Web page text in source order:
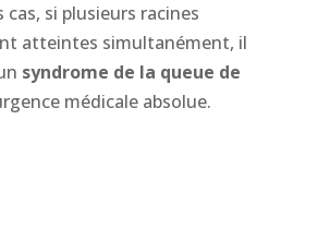
cas, si plusieurs racines
atteintes simultanément, il
syndrome de la queue de
médicale absolue.